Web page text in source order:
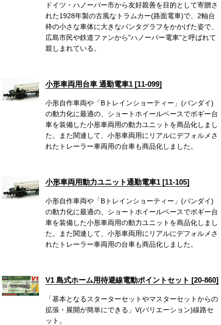
ドイツ・ハノーバー市から友好親善を目的として寄贈さ
れた1928年製の古風なトラムカー(路面電車)で、2軸台
枠の小さな車体に大きなパンタグラフをかかげた姿で、
広島市民や鉄道ファンから"ハノーバー電車"と呼ばれて
親しまれている。
小形車両用台車 通勤電車1 [11-099]
小形自作車両や「Bトレインショーティー」(バンダイ)
の動力化に最適の、ショートホイールベースでボギー台
車を装備した小形車両用の動力ユニットを商品化しまし
た。また関連して、小形車両用にリアルにデフォルメさ
れたトレーラー車両用の台車も商品化しました。
小形車両用動力ユニット通勤電車1 [11-105]
小形自作車両や「Bトレインショーティー」(バンダイ)
の動力化に最適の、ショートホイールベースでボギー台
車を装備した小形車両用の動力ユニットを商品化しまし
た。また関連して、小形車両用にリアルにデフォルメさ
れたトレーラー車両用の台車も商品化しました。
V1 島式ホーム用待避線電動ポイントセット [20-860]
「基本となるスターターセットやマスターセットからの
拡張・展開が簡単にできる」V(バリエーション)線路セ
ット。